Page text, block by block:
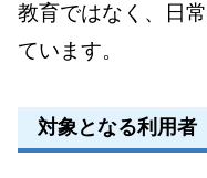
教育ではなく、日
ています。
対象となる利用者